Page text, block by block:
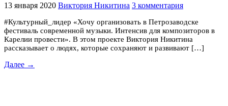
13 января 2020 Виктория Никитина 3 комментария
#Культурный_лидер «Хочу организовать в Петрозаводске
фестиваль современной музыки. Интенсив для композиторов в
Карелии провести». В этом проекте Виктория Никитина
рассказывает о людях, которые сохраняют и развивают […]
Далее →